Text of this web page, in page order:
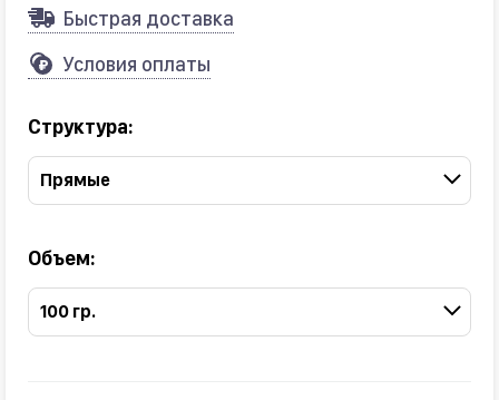
Быстрая доставка
Условия оплаты
Структура:
Прямые
Объем:
100 гр.